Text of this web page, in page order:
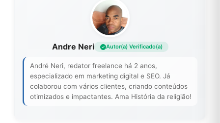
Andre Neri Autor(a) Verificado(a)
André Neri, redator freelance há 2 anos,
especializado em marketing digital e SEO. Já
colaborou com vários clientes, criando conteúdos
otimizados e impactantes. Ama História da religião!